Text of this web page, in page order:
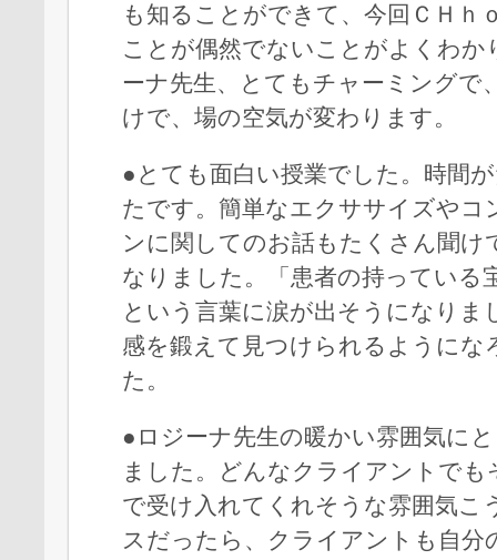
も知ることができて、今回ＣＨｈ
ことが偶然でないことがよくわか
ーナ先生、とてもチャーミングで
けで、場の空気が変わります。
●とても面白い授業でした。時間
たです。簡単なエクササイズやコ
ンに関してのお話もたくさん聞け
なりました。「患者の持っている
という言葉に涙が出そうになりま
感を鍛えて見つけられるようにな
た。
●ロジーナ先生の暖かい雰囲気に
ました。どんなクライアントでも
で受け入れてくれそうな雰囲気こ
スだったら、クライアントも自分